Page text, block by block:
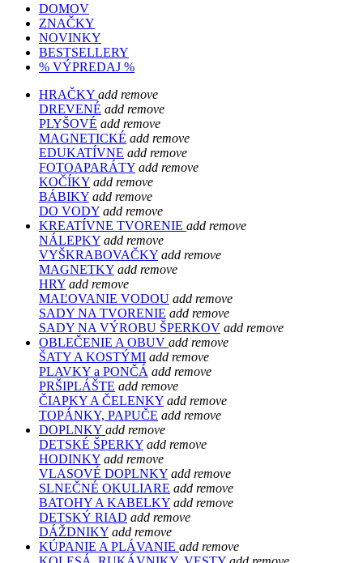
DOMOV
ZNAČKY
NOVINKY
BESTSELLERY
% VÝPREDAJ %
HRAČKY add remove
DREVENÉ add remove
PLYŠOVÉ add remove
MAGNETICKÉ add remove
EDUKATÍVNE add remove
FOTOAPARÁTY add remove
KOČÍKY add remove
BÁBIKY add remove
DO VODY add remove
KREATÍVNE TVORENIE add remove
NÁLEPKY add remove
VYŠKRABOVAČKY add remove
MAGNETKY add remove
HRY add remove
MAĽOVANIE VODOU add remove
SADY NA TVORENIE add remove
SADY NA VÝROBU ŠPERKOV add remove
OBLEČENIE A OBUV add remove
ŠATY A KOSTÝMI add remove
PLAVKY a PONČÁ add remove
PRŠIPLÁŠTE add remove
ČIAPKY A ČELENKY add remove
TOPÁNKY, PAPUČE add remove
DOPLNKY add remove
DETSKÉ ŠPERKY add remove
HODINKY add remove
VLASOVÉ DOPLNKY add remove
SLNEČNÉ OKULIARE add remove
BATOHY A KABELKY add remove
DETSKÝ RIAD add remove
DÁŽDNIKY add remove
KÚPANIE A PLÁVANIE add remove